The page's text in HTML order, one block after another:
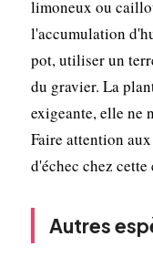
limoneux ou
l'accumulation
pot, utiliser un
du gravier. La
exigeante, elle ne
Faire attention
d'échec chez cette
Autres